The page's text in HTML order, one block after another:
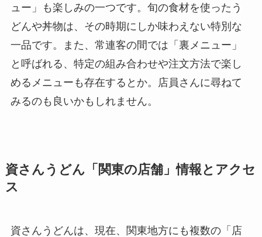
ュー」も楽しみの一つです。旬の食材を使ったう
どんや丼物は、その時期にしか味わえない特別な
一品です。また、常連客の間では「裏メニュー」
と呼ばれる、特定の組み合わせや注文方法で楽し
めるメニューも存在するとか。店員さんに尋ねて
みるのも良いかもしれません。
資さんうどん「関東の店舗」情報とアクセ
ス
資さんうどんは、現在、関東地方にも複数の「店